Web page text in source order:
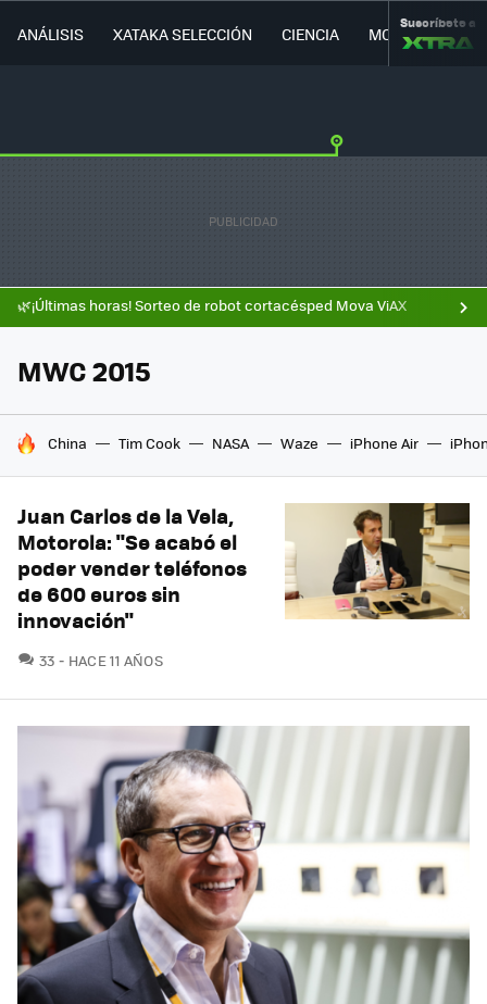
ANÁLISIS XATAKA SELECCIÓN CIENCIA MOVILIDAD
Suscríbete a
🌿¡Últimas horas! Sorteo de robot cortacésped Mova ViAX
MWC 2015
HOY SE HABLA DE
China Tim Cook NASA Waze iPhone Air
Juan Carlos de la Vela,
Motorola: "Se acabó el
poder vender teléfonos
de 600 euros sin
innovación"
33 COMENTARIOS
HACE 11 AÑOS